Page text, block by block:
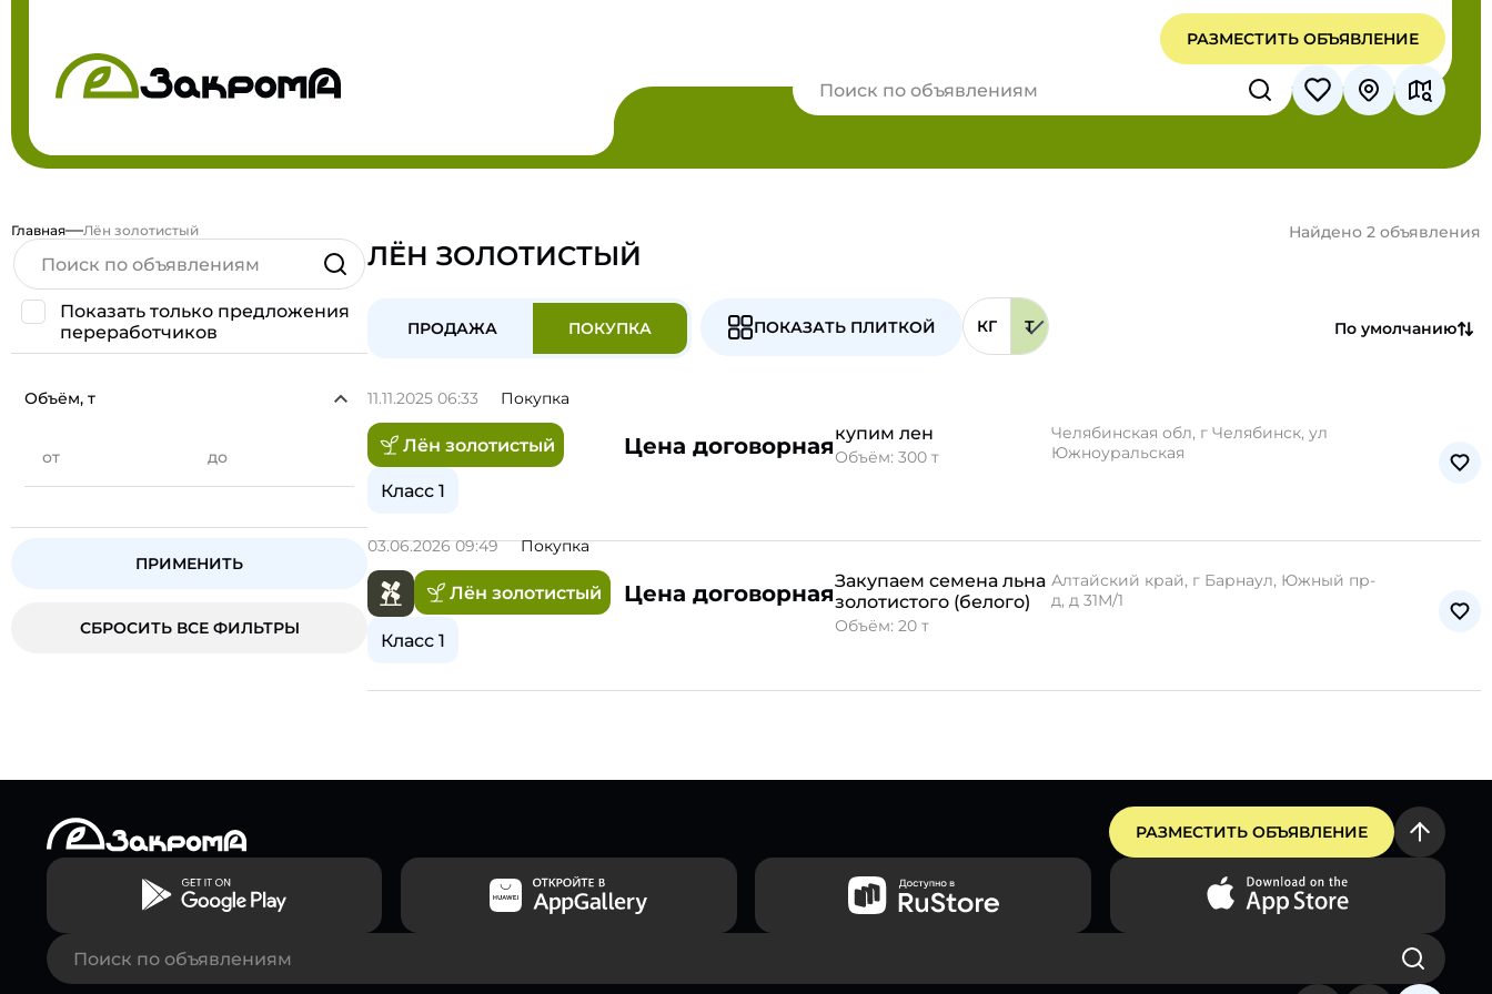
РАЗМЕСТИТЬ ОБЪЯВЛЕНИЕ
Главная Лён золотистый
Показать только предложения
переработчиков
Объём, т
от до
ПРИМЕНИТЬ
СБРОСИТЬ ВСЕ ФИЛЬТРЫ
ЛЁН ЗОЛОТИСТЫЙ
Найдено 2 объявления
ПРОДАЖА ПОКУПКА ПОКАЗАТЬ ПЛИТКОЙ КГ Т По умолчанию
11.11.2025 06:33 Покупка
Лён золотистый
Класс 1
Цена договорнаякупим лен
Объём: 300 т
Челябинская обл, г Челябинск, ул
Южноуральская
03.06.2026 09:49 Покупка
Лён золотистый
Класс 1
Цена договорнаяЗакупаем семена льна
золотистого (белого)
Объём: 20 т
Алтайский край, г Барнаул, Южный пр-
д, д 31М/1
РАЗМЕСТИТЬ ОБЪЯВЛЕНИЕ